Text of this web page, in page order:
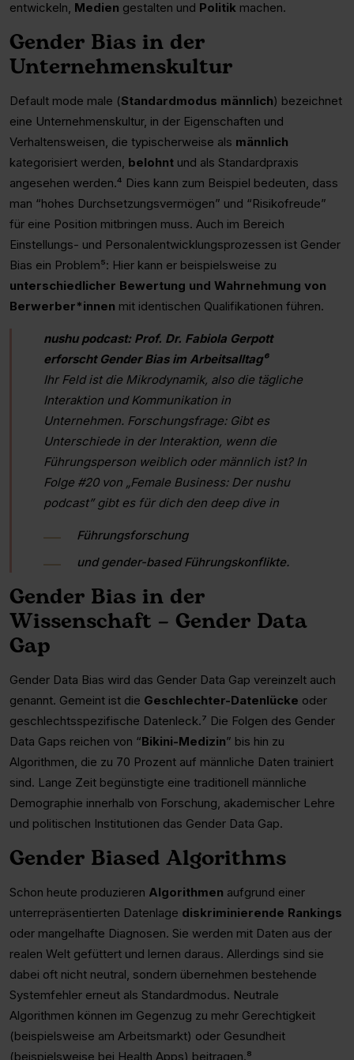
entwickeln, Medien gestalten und Politik machen.
Gender Bias in der
Unternehmenskultur
Default mode male (Standardmodus männlich) bezeichnet
eine Unternehmenskultur, in der Eigenschaften und
Verhaltensweisen, die typischerweise als männlich
kategorisiert werden, belohntund als Standardpraxis
angesehen werden.⁴ Dies kann zum Beispiel bedeuten, dass
man “hohes Durchsetzungsvermögen” und “Risikofreude”
für eine Position mitbringen muss. Auch im Bereich
Einstellungs- und Personalentwicklungsprozessen ist Gender
Bias ein Problem⁵: Hier kann er beispielsweise zu
unterschiedlicher Bewertung und Wahrnehmung von
Berwerber*innen mit identischen Qualifikationen führen.
nushu podcast: Prof. Dr. Fabiola Gerpott
erforscht Gender Bias im Arbeitsalltag⁶
Ihr Feld ist die Mikrodynamik, also die tägliche
Interaktion und Kommunikation in
Unternehmen. Forschungsfrage: Gibt es
Unterschiede in der Interaktion, wenn die
Führungsperson weiblich oder männlich ist? In
Folge #20 von „Female Business: Der nushu
podcast” gibt es für dich den deep dive in
Führungsforschung
und gender-based Führungskonflikte.
Gender Bias in der
Wissenschaft – Gender Data
Gap
Gender Data Bias wird das Gender Data Gap vereinzelt auch
genannt. Gemeint ist die Geschlechter-Datenlücke oder
geschlechtsspezifische Datenleck.⁷ Die Folgen des Gender
Data Gaps reichen von “Bikini-Medizin” bis hin zu
Algorithmen, die zu 70 Prozent auf männliche Daten trainiert
sind. Lange Zeit begünstigte eine traditionell männliche
Demographie innerhalb von Forschung, akademischer Lehre
und politischen Institutionen das Gender Data Gap.
Gender Biased Algorithms
Schon heute produzieren Algorithmen aufgrund einer
unterrepräsentierten Datenlage diskriminierende Rankings
oder mangelhafte Diagnosen. Sie werden mit Daten aus der
realen Welt gefüttert und lernen daraus. Allerdings sind sie
dabei oft nicht neutral, sondern übernehmen bestehende
Systemfehler erneut als Standardmodus. Neutrale
Algorithmen können im Gegenzug zu mehr Gerechtigkeit
(beispielsweise am Arbeitsmarkt) oder Gesundheit
(beispielsweise bei Health Apps) beitragen.⁸